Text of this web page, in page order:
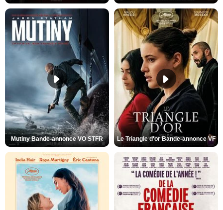
Mutiny Bande-annonce VO STFR Le Triangle d'or Bande-annonce VF